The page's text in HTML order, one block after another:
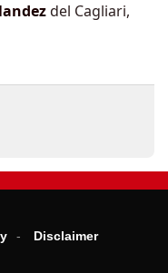
del Cagliari,
Disclaimer